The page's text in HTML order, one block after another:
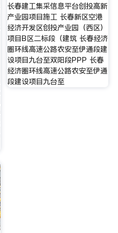
长春建工集采信息平台创投高新
产业园项目施工 长春新区空港
经济开发区创投产业园（西区）
项目B区二标段（建筑 长春经济
圈环线高速公路农安至伊通段建
设项目九台至双阳段PPP 长春
经济圈环线高速公路农安至伊通
段建设项目九台至